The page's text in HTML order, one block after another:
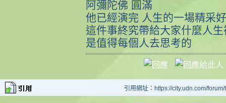
阿彌陀佛 圓滿
他已經演完 人生的一場精采
這件事終究帶給大家什麼人生
是值得每個人去思考的
引用網址：https://city.udn.com/